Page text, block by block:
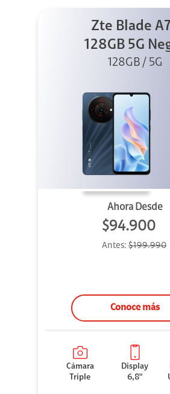
Zte Blade
128GB 5G
128GB / 5G
Ahora Desde
$94.900
Antes: $199.990
Conoce más
Cámara
Triple
Display
6,8"